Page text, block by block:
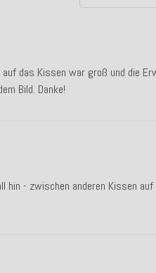
das Kissen war groß und die
Bild. Danke!
- zwischen anderen Kissen auf